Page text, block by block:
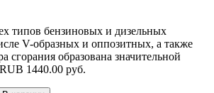
типов бензиновых и дизельных
V-образных и оппозитных, а также
сгорания образована значительной
RUB 1440.00 руб.